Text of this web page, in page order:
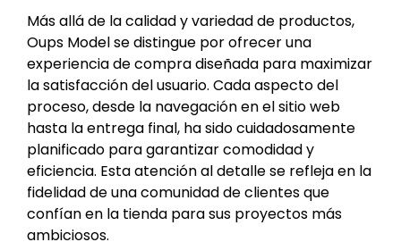
Más allá de la calidad y variedad de productos,
Oups Model se distingue por ofrecer una
experiencia de compra diseñada para maximizar
la satisfacción del usuario. Cada aspecto del
proceso, desde la navegación en el sitio web
hasta la entrega final, ha sido cuidadosamente
planificado para garantizar comodidad y
eficiencia. Esta atención al detalle se refleja en la
fidelidad de una comunidad de clientes que
confían en la tienda para sus proyectos más
ambiciosos.